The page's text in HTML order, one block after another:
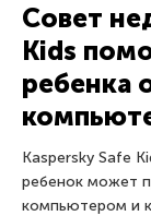
Совет
Kids
ребенка
Kaspersky Safe
ребенок может
компьютером и